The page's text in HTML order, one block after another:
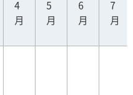
4
月
5
月
6
月
7
月